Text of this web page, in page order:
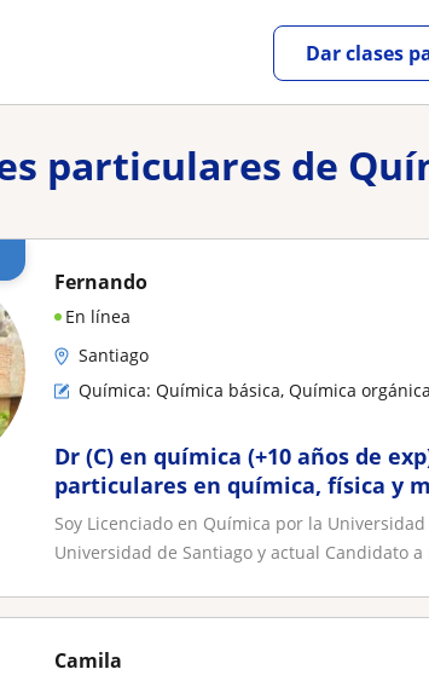
Dar clases
particulares de
Fernando
En línea
Santiago
Química: Química básica, Química
Dr (C) en química (+10 años de
particulares en química, física y
Soy Licenciado en Química por la
Universidad de Santiago y actual Candidato a
Camila